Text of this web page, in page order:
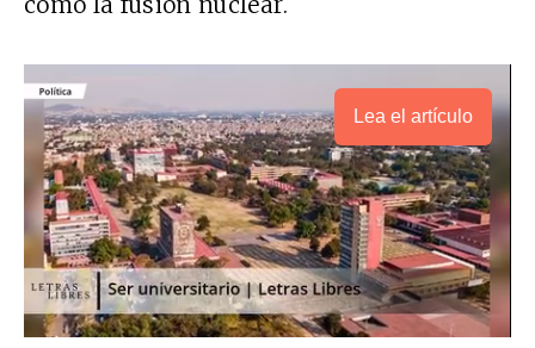
Lea el artículo